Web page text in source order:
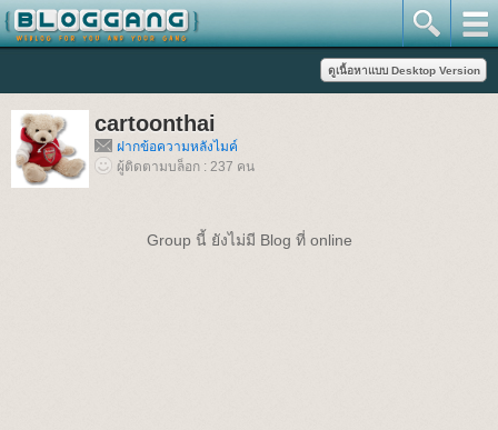
cartoonthai
ฝากข้อความหลังไมค์
ผู้ติดตามบล็อก : 237 คน
Group นี้ ยังไม่มี Blog ที่ online